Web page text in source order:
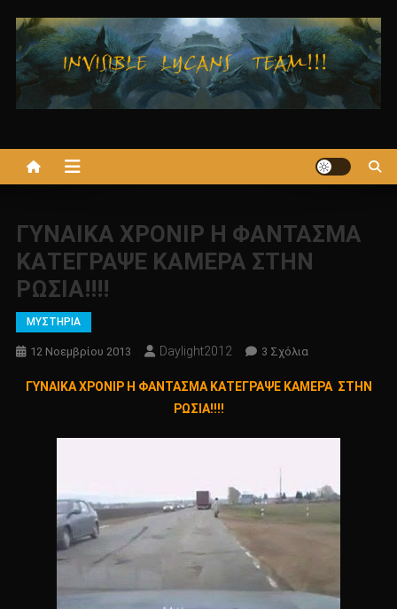
στο
περιεχόμενο
ΓΥΝΑΙΚΑ ΧΡΟΝΙΡ Η ΦΑΝΤΑΣΜΑ
ΚΑΤΕΓΡΑΨΕ ΚΑΜΕΡΑ ΣΤΗΝ
ΡΩΣΙΑ!!!!
ΜΥΣΤΗΡΙΑ
12 Νοεμβρίου 2013 Daylight2012 3 ΣχόλιαΣτο
ΧΡΟΝΙΡ
ΣΤΗΝ
ΡΩΣΙΑ!!!!
ΓΥΝΑΙΚΑ ΧΡΟΝΙΡ Η ΦΑΝΤΑΣΜΑ ΚΑΤΕΓΡΑΨΕ ΚΑΜΕΡΑ ΣΤΗΝ
ΡΩΣΙΑ!!!!